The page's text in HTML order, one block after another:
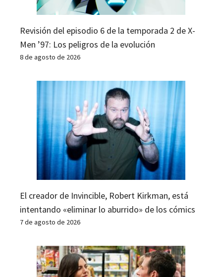
Revisión del episodio 6 de la temporada 2 de X-
Men ’97: Los peligros de la evolución
8 de agosto de 2026
El creador de Invincible, Robert Kirkman, está
intentando «eliminar lo aburrido» de los cómics
7 de agosto de 2026